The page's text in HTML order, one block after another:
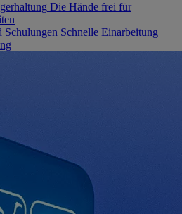
Die Hände frei für
Schulungen Schnelle Einarbeitung